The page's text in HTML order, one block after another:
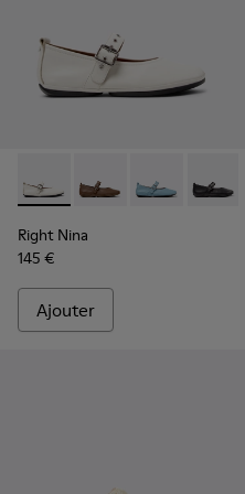
Right Nina - K201962-002
Right Nina -Right Nina -
Right
Right Nina
145 €
Ajouter